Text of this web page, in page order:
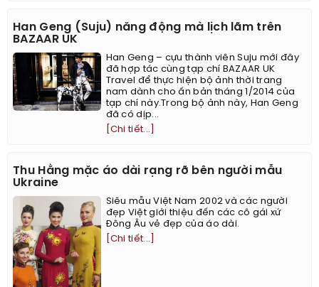
Han Geng (Suju) năng động mà lịch lãm trên
BAZAAR UK
Han Geng – cựu thành viên Suju mới đây
đã hợp tác cùng tạp chí BAZAAR UK
Travel để thực hiện bộ ảnh thời trang
nam dành cho ấn bản tháng 1/2014 của
tạp chí này.Trong bộ ảnh này, Han Geng
đã có dịp...
[Chi tiết...]
Thu Hằng mặc áo dài rạng rỡ bên người mẫu
Ukraine
Siêu mẫu Việt Nam 2002 và các người
đẹp Việt giới thiệu đến các cô gái xứ
Đông Âu vẻ đẹp của áo dài.
[Chi tiết...]